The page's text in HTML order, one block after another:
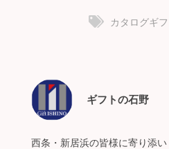
カタログギフ
ギフトの石野
西条・新居浜の皆様に寄り添